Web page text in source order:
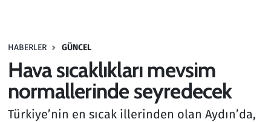
HABERLER GÜNCEL
Hava sıcaklıkları mevsim
normallerinde seyredecek
Türkiye’nin en sıcak illerinden olan Aydın’da,
Haber
Kültür Sanat
Kurumsal Haberler